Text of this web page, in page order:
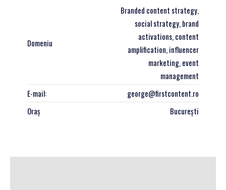
Domeniu
Branded content strategy,
social strategy, brand
activations, content
amplification, influencer
marketing, event
management
E-mail:
george@firstcontent.ro
Oraș
București